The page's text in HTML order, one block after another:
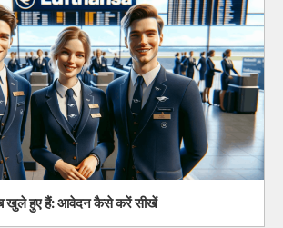
खुले हुए हैं: आवेदन कैसे करें सीखें